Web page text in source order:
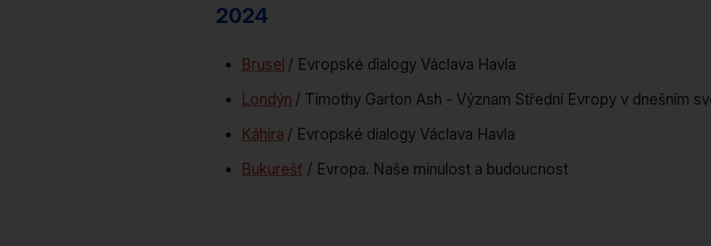
2024
Brusel / Evropské dialogy Václava Havla
Londýn / Timothy Garton Ash - Význam Střední Evropy v dnešním
Káhira / Evropské dialogy Václava Havla
Bukurešť / Evropa. Naše minulost a budoucnost